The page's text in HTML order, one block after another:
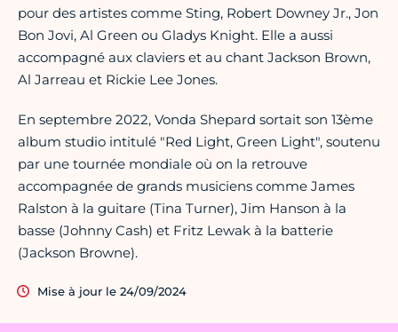
pour des artistes comme Sting, Robert Downey Jr., Jon
Bon Jovi, Al Green ou Gladys Knight. Elle a aussi
accompagné aux claviers et au chant Jackson Brown,
Al Jarreau et Rickie Lee Jones.
En septembre 2022, Vonda Shepard sortait son 13ème
album studio intitulé "Red Light, Green Light", soutenu
par une tournée mondiale où on la retrouve
accompagnée de grands musiciens comme James
Ralston à la guitare (Tina Turner), Jim Hanson à la
basse (Johnny Cash) et Fritz Lewak à la batterie
(Jackson Browne).
Mise à jour le 24/09/2024